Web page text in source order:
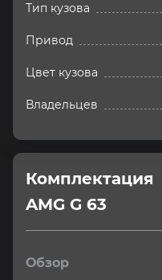
Тип кузова
Привод
Цвет кузова
Владельцев
Комплектация
AMG G 63
Обзор